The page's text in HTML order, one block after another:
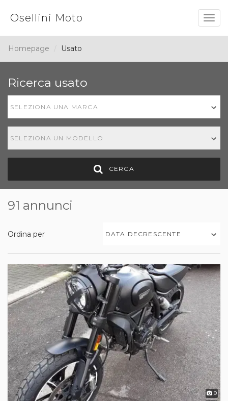
Osellini Moto
Homepage Usato
Ricerca usato
SELEZIONA UNA MARCA
SELEZIONA UN MODELLO
CERCA
91 annunci
Ordina per DATA DECRESCENTE
9